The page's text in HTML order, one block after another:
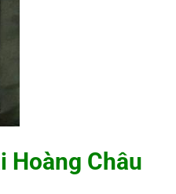
Hoàng Châu